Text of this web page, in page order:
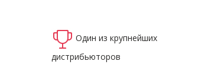
Один из крупнейших
дистрибьюторов